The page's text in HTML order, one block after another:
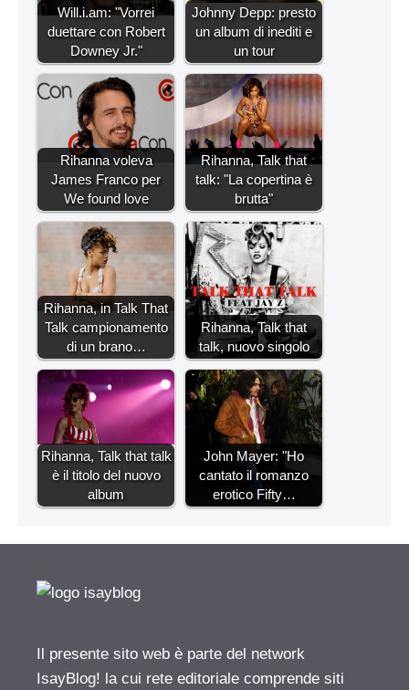
Will.i.am: "Vorrei
duettare con Robert
Downey Jr."
Johnny Depp: presto
un album di inediti e
un tour
Rihanna voleva
James Franco per
We found love
Rihanna, Talk that
talk: "La copertina è
brutta"
Rihanna, in Talk That
Talk campionamento
di un brano…
Rihanna, Talk that
talk, nuovo singolo
Rihanna, Talk that talk
è il titolo del nuovo
album
John Mayer: "Ho
cantato il romanzo
erotico Fifty…
Il presente sito web è parte del network
IsayBlog! la cui rete editoriale comprende siti